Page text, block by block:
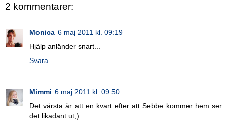
2 kommentarer:
Monica 6 maj 2011 kl. 09:19
Hjälp anländer snart...
Svara
Mimmi 6 maj 2011 kl. 09:50
Det värsta är att en kvart efter att Sebbe kommer hem ser
det likadant ut;)